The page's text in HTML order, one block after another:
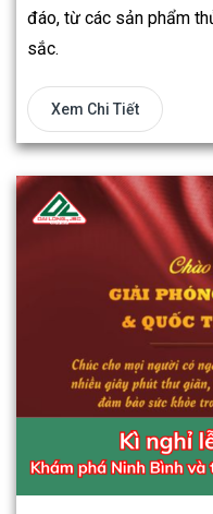
đáo, từ các sản phẩm
sắc.
Xem Chi Tiết